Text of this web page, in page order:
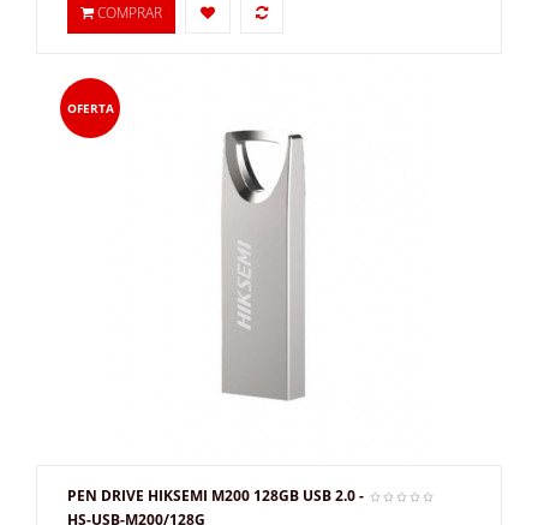
COMPRAR
OFERTA
PEN DRIVE HIKSEMI M200 128GB USB 2.0 -
HS-USB-M200/128G